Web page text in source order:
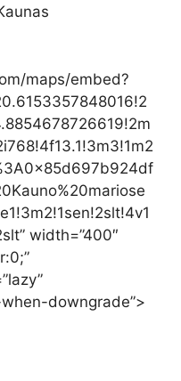
maps/embed?
width=”400″
downgrade”>